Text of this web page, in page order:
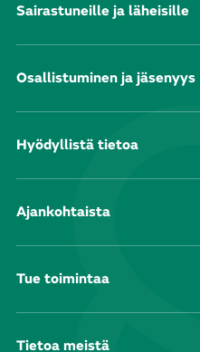
Sairastuneille ja läheisille
Osallistuminen ja jäsenyys
Hyödyllistä tietoa
Ajankohtaista
Tue toimintaa
Tietoa meistä